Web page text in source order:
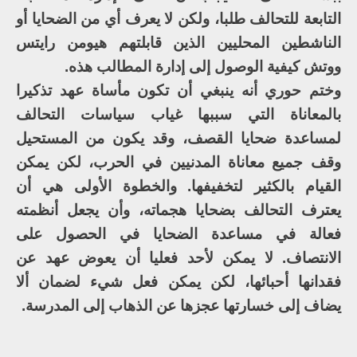
التابعة للتحالف طلبا، ولكن لا يعرف أي من الضحايا أو
الناشطين المحليين الذين قابلتهم هيومن رايتس
ووتش كيفية الوصول إلى إدارة المطالب هذه.
وختم حوري أنه ينبغي أن تكون مأساة عهد تذكيرا
بالمعاناة التي سببها غياب سياسات التحالف
لمساعدة ضحايا القصف، وقد يكون من المستحيل
وقف جميع معاناة المدنيين في الحرب، لكن يمكن
القيام بالكثير لتخفيفها. والخطوة الأولى هي أن
يعترف التحالف بضحايا هجماته، وأن يجعل أنظمته
فعالة في مساعدة الضحايا في الحصول على
الانتصاف. لا يمكن لأحد فعليا أن يعوض عهد عن
فقدانها أحبائها، لكن يمكن فعل شيء لضمان ألا
يضاف إلى خسارتها عجزها عن الذهاب إلى المدرسة.